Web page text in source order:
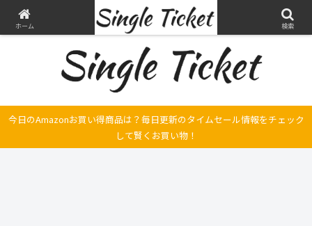
ヤマハ SRX250とFilano115、スバル エクシーガの整備・修理そして旅の記録
今日のAmazonお買い得商品は？毎日更新のタイムセール情報をチェック
して賢くお買い物！
ホーム 検索